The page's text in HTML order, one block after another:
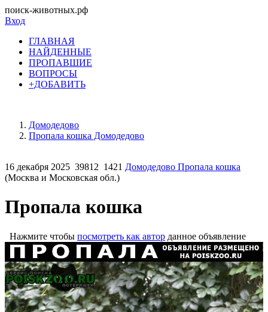
поиск-животных.рф
Вход
ГЛАВНАЯ
НАЙДЕННЫЕ
ПРОПАВШИЕ
ВОПРОСЫ
+ДОБАВИТЬ
Домодедово
Пропала кошка Домодедово
16 декабря 2025 39812 1421 Домодедово Пропала кошка
(Москва и Московская обл.)
Пропала кошка
Нажмите чтобы посмотреть как автор данное объявление